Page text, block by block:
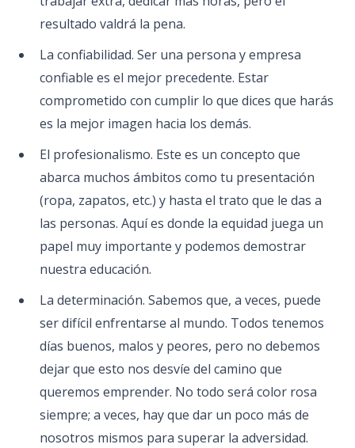
resultado valdrá la pena.
La confiabilidad. Ser una persona y empresa
confiable es el mejor precedente. Estar
comprometido con cumplir lo que dices que harás
es la mejor imagen hacia los demás.
El profesionalismo. Este es un concepto que
abarca muchos ámbitos como tu presentación
(ropa, zapatos, etc.) y hasta el trato que le das a
las personas. Aquí es donde la equidad juega un
papel muy importante y podemos demostrar
nuestra educación.
La determinación. Sabemos que, a veces, puede
ser difícil enfrentarse al mundo. Todos tenemos
días buenos, malos y peores, pero no debemos
dejar que esto nos desvíe del camino que
queremos emprender. No todo será color rosa
siempre; a veces, hay que dar un poco más de
nosotros mismos para superar la adversidad.